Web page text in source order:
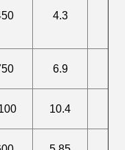
4.3
6.9
10.4